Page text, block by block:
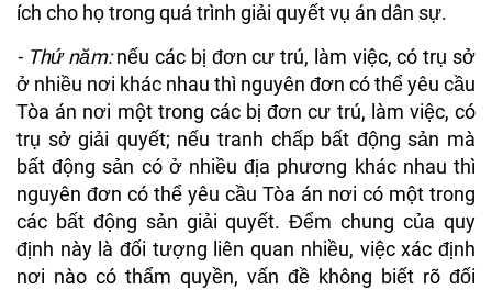
ích cho họ trong quá trình giải quyết vụ án dân sự.
- Thứ năm:nếu các bị đơn cư trú, làm việc, có trụ sở
ở nhiều nơi khác nhau thì nguyên đơn có thể yêu cầu
Tòa án nơi một trong các bị đơn cư trú, làm việc, có
trụ sở giải quyết; nếu tranh chấp bất động sản mà
bất động sản có ở nhiều địa phương khác nhau thì
nguyên đơn có thể yêu cầu Tòa án nơi có một trong
các bất động sản giải quyết. Đểm chung của quy
định này là đối tượng liên quan nhiều, việc xác định
nơi nào có thẩm quyền, vấn đề không biết rõ đối